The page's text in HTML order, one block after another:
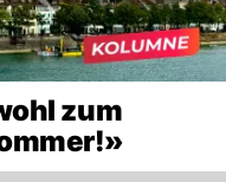
zum